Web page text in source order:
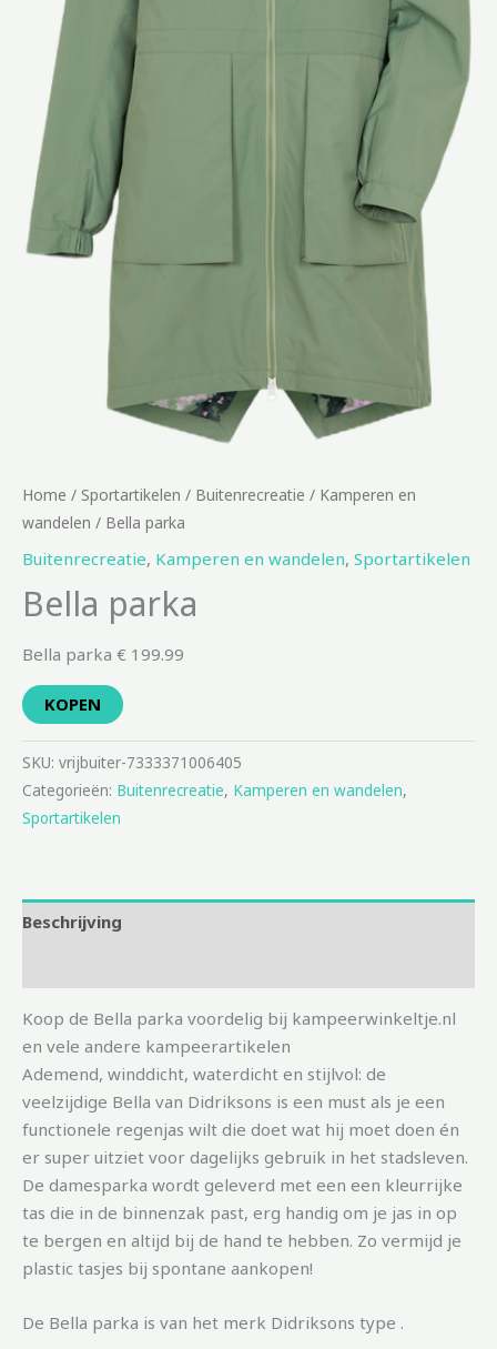
Home / Sportartikelen / Buitenrecreatie / Kamperen en
wandelen / Bella parka
Buitenrecreatie, Kamperen en wandelen, Sportartikelen
Bella parka
Bella parka € 199.99
KOPEN
SKU: vrijbuiter-7333371006405
Categorieën: Buitenrecreatie, Kamperen en wandelen,
Sportartikelen
Beschrijving
Koop de Bella parka voordelig bij kampeerwinkeltje.nl
en vele andere kampeerartikelen
Ademend, winddicht, waterdicht en stijlvol: de
veelzijdige Bella van Didriksons is een must als je een
functionele regenjas wilt die doet wat hij moet doen én
er super uitziet voor dagelijks gebruik in het stadsleven.
De damesparka wordt geleverd met een een kleurrijke
tas die in de binnenzak past, erg handig om je jas in op
te bergen en altijd bij de hand te hebben. Zo vermijd je
plastic tasjes bij spontane aankopen!
De Bella parka is van het merk Didriksons type .